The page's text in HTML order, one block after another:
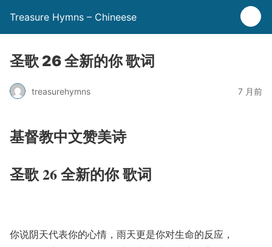
Treasure Hymns – Chineese
圣歌 26 全新的你 歌词
treasurehymns 7 月前
基督教中文赞美诗
圣歌 26 全新的你 歌词
你说阴天代表你的心情，雨天更是你对生命的反应，